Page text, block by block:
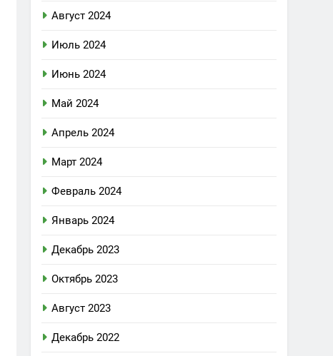
Август 2024
Июль 2024
Июнь 2024
Май 2024
Апрель 2024
Март 2024
Февраль 2024
Январь 2024
Декабрь 2023
Октябрь 2023
Август 2023
Декабрь 2022